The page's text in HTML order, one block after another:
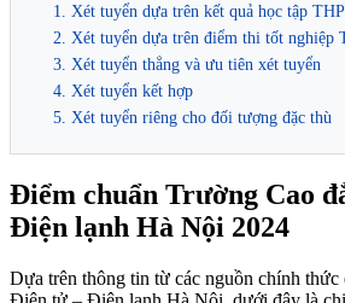
1. Xét tuyển dựa trên kết quả học tập
2. Xét tuyển dựa trên điểm thi tốt nghiệp
3. Xét tuyển thẳng và ưu tiên xét tuyển
4. Xét tuyển kết hợp
5. Xét tuyển riêng cho đối tượng đặc thù
Điểm chuẩn Trường Cao
Điện lạnh Hà Nội 2024
Dựa trên thông tin từ các nguồn chính thức